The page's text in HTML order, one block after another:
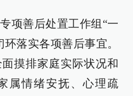
项善后处置工作组“一
落实各项善后事宜。
摸排家庭实际状况和
属情绪安抚、心理疏